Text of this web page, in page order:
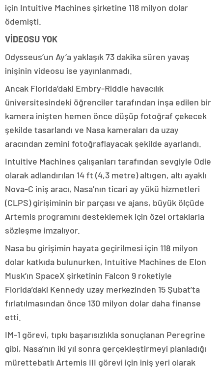
için Intuitive Machines şirketine 118 milyon dolar
ödemişti.
VİDEOSU YOK
Odysseus’un Ay’a yaklaşık 73 dakika süren yavaş
inişinin videosu ise yayınlanmadı.
Ancak Florida’daki Embry-Riddle havacılık
üniversitesindeki öğrenciler tarafından inşa edilen bir
kamera inişten hemen önce düşüp fotoğraf çekecek
şekilde tasarlandı ve Nasa kameraları da uzay
aracından zemini fotoğraflayacak şekilde ayarlandı.
Intuitive Machines çalışanları tarafından sevgiyle Odie
olarak adlandırılan 14 ft (4,3 metre) altıgen, altı ayaklı
Nova-C iniş aracı, Nasa’nın ticari ay yükü hizmetleri
(CLPS) girişiminin bir parçası ve ajans, büyük ölçüde
Artemis programını desteklemek için özel ortaklarla
sözleşme imzalıyor.
Nasa bu girişimin hayata geçirilmesi için 118 milyon
dolar katkıda bulunurken, Intuitive Machines de Elon
Musk’ın SpaceX şirketinin Falcon 9 roketiyle
Florida’daki Kennedy uzay merkezinden 15 Şubat’ta
fırlatılmasından önce 130 milyon dolar daha finanse
etti.
IM-1 görevi, tıpkı başarısızlıkla sonuçlanan Peregrine
gibi, Nasa’nın iki yıl sonra gerçekleştirmeyi planladığı
mürettebatlı Artemis III görevi için iniş yeri olarak